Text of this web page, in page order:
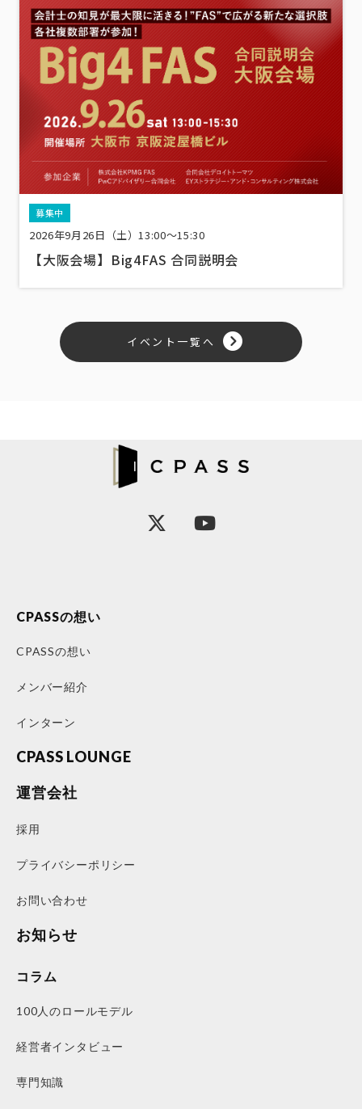
募集中
2026年9月26日（土）13:00〜15:30
【大阪会場】Big4FAS 合同説明会
イベント一覧へ
CPASSの想い
CPASSの想い
メンバー紹介
インターン
CPASS LOUNGE
運営会社
採用
プライバシーポリシー
お問い合わせ
お知らせ
コラム
100人のロールモデル
経営者インタビュー
専門知識